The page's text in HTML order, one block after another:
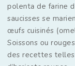
polenta de farine
saucisses se
œufs cuisinés
Soissons ou
des recettes